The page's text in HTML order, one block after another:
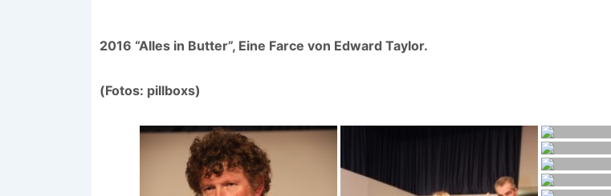
2016 “Alles in Butter”, Eine Farce von Edward Taylor.
(Fotos: pillboxs)